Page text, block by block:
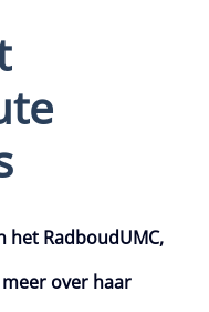
het RadboudUMC,
over haar